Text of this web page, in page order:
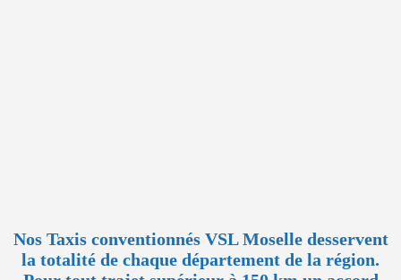
Nos Taxis conventionnés VSL Moselle desservent
la totalité de chaque département de la région.